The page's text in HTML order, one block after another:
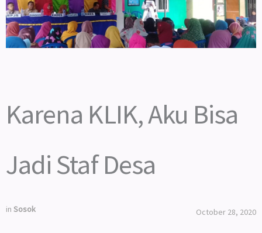
Karena KLIK, Aku Bisa
Jadi Staf Desa
in Sosok October 28, 2020